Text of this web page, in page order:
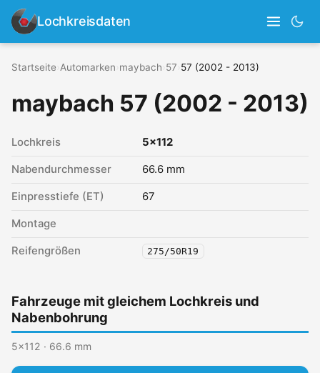
Lochkreisdaten
Startseite Automarken maybach 57 57 (2002 - 2013)
maybach 57 (2002 - 2013)
Lochkreis 5x112
Nabendurchmesser 66.6 mm
Einpresstiefe (ET) 67
Montage
Reifengrößen 275/50R19
Fahrzeuge mit gleichem Lochkreis und
Nabenbohrung
5x112 · 66.6 mm